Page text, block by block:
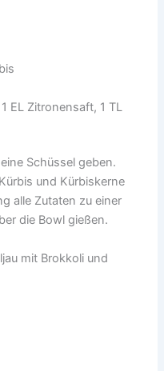
EL Zitronensaft, 1 TL
Schüssel geben.
und Kürbiskerne
alle Zutaten zu einer
die Bowl gießen.
mit Brokkoli und